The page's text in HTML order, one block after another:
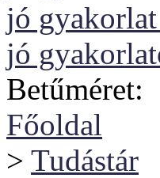
jó
jó
Betűméret:
Főoldal
> Tudástár